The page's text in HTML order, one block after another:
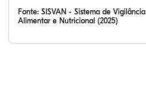
Fonte: SISVAN - Sistema de Vigilância
Alimentar e Nutricional (2025)